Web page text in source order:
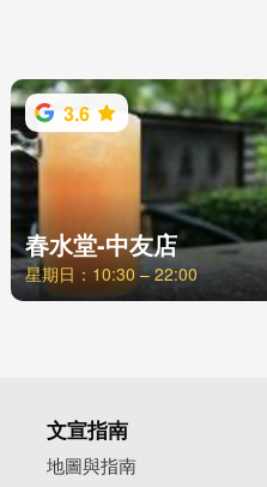
3.6
春水堂-中友店
星期日：10:30 – 22:00
文宣指南
地圖與指南